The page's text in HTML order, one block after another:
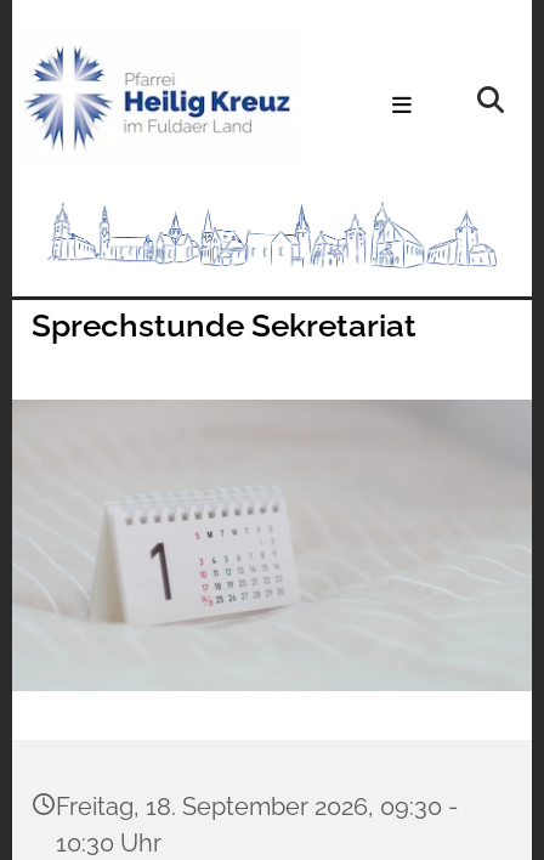
Sprechstunde Sekretariat
Freitag, 18. September 2026, 09:30 -
10:30 Uhr